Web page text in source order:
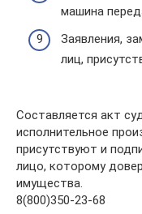
машина
Заявления,
лиц,
Составляется акт
исполнительное
присутствуют и
лицо, которому
имущества.
8(800)350-23-68